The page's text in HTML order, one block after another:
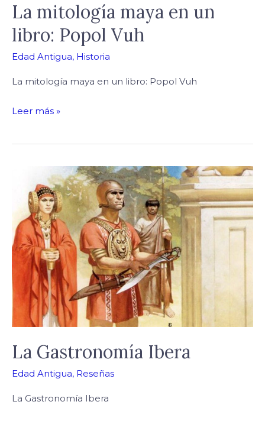
La mitología maya en un
libro: Popol Vuh
Edad Antigua, Historia
La mitología maya en un libro: Popol Vuh
Leer más »
La Gastronomía Ibera
Edad Antigua, Reseñas
La Gastronomía Ibera
Gastronomía
Ibera